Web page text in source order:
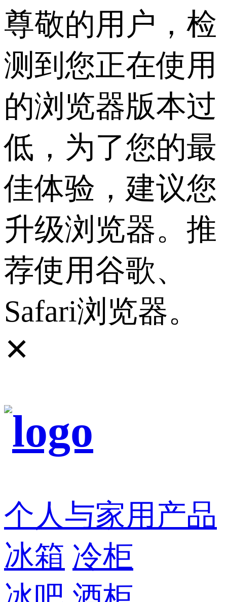
尊敬的用户，检
测到您正在使用
的浏览器版本过
低，为了您的最
佳体验，建议您
升级浏览器。推
荐使用谷歌、
Safari浏览器。
✕
个人与家用产品
冰箱 冷柜